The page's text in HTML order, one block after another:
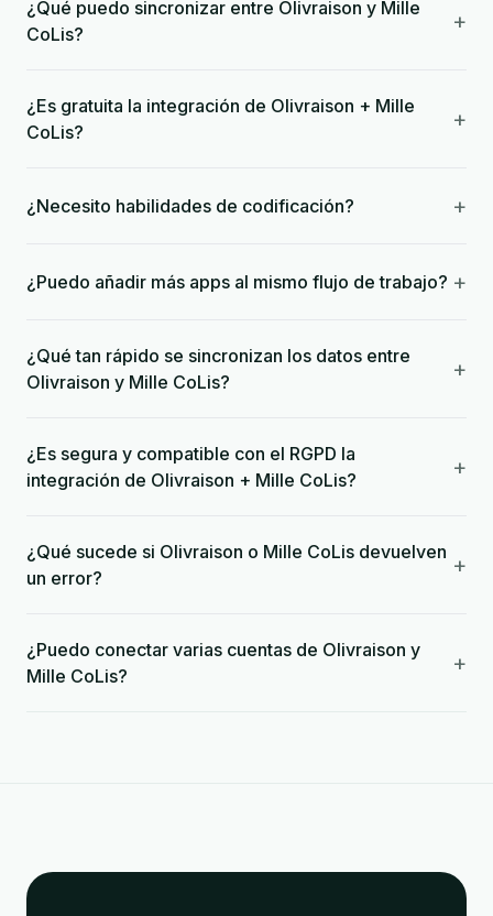
¿Qué puedo sincronizar entre Olivraison y Mille
CoLis?
+
¿Es gratuita la integración de Olivraison + Mille
CoLis?
+
¿Necesito habilidades de codificación? +
¿Puedo añadir más apps al mismo flujo de trabajo? +
¿Qué tan rápido se sincronizan los datos entre
Olivraison y Mille CoLis?
+
¿Es segura y compatible con el RGPD la
integración de Olivraison + Mille CoLis?
+
¿Qué sucede si Olivraison o Mille CoLis devuelven
un error?
+
¿Puedo conectar varias cuentas de Olivraison y
Mille CoLis?
+